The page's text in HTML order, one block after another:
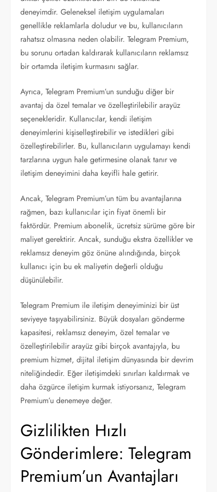
deneyimdir. Geleneksel iletişim uygulamaları
genellikle reklamlarla doludur ve bu, kullanıcıların
rahatsız olmasına neden olabilir. Telegram Premium,
bu sorunu ortadan kaldırarak kullanıcıların reklamsız
bir ortamda iletişim kurmasını sağlar.
Ayrıca, Telegram Premium’un sunduğu diğer bir
avantaj da özel temalar ve özelleştirilebilir arayüz
seçenekleridir. Kullanıcılar, kendi iletişim
deneyimlerini kişiselleştirebilir ve istedikleri gibi
özelleştirebilirler. Bu, kullanıcıların uygulamayı kendi
tarzlarına uygun hale getirmesine olanak tanır ve
iletişim deneyimini daha keyifli hale getirir.
Ancak, Telegram Premium’un tüm bu avantajlarına
rağmen, bazı kullanıcılar için fiyat önemli bir
faktördür. Premium abonelik, ücretsiz sürüme göre bir
maliyet gerektirir. Ancak, sunduğu ekstra özellikler ve
reklamsız deneyim göz önüne alındığında, birçok
kullanıcı için bu ek maliyetin değerli olduğu
düşünülebilir.
Telegram Premium ile iletişim deneyiminizi bir üst
seviyeye taşıyabilirsiniz. Büyük dosyaları gönderme
kapasitesi, reklamsız deneyim, özel temalar ve
özelleştirilebilir arayüz gibi birçok avantajıyla, bu
premium hizmet, dijital iletişim dünyasında bir devrim
niteliğindedir. Eğer iletişimdeki sınırları kaldırmak ve
daha özgürce iletişim kurmak istiyorsanız, Telegram
Premium’u denemeye değer.
Gizlilikten Hızlı
Gönderimlere: Telegram
Premium’un Avantajları